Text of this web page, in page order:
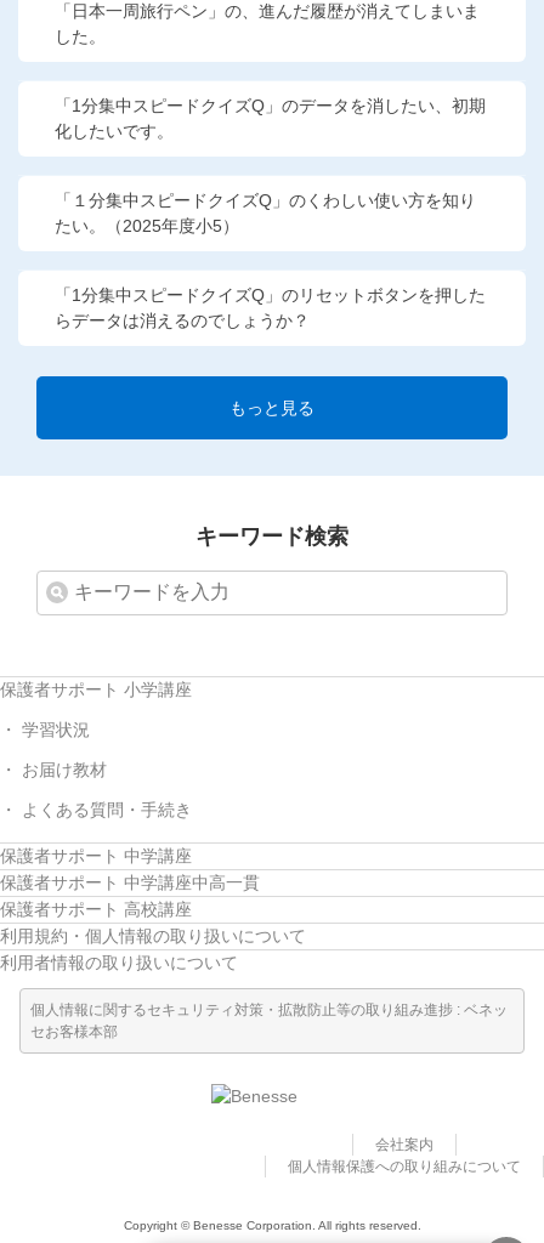
「日本一周旅行ペン」の、進んだ履歴が消えてしまいま
した。
「1分集中スピードクイズQ」のデータを消したい、初期
化したいです。
「１分集中スピードクイズQ」のくわしい使い方を知り
たい。（2025年度小5）
「1分集中スピードクイズQ」のリセットボタンを押した
らデータは消えるのでしょうか？
もっと見る
キーワード検索
保護者サポート 小学講座
学習状況
お届け教材
よくある質問・手続き
保護者サポート 中学講座
保護者サポート 中学講座中高一貫
保護者サポート 高校講座
利用規約・個人情報の取り扱いについて
利用者情報の取り扱いについて
個人情報に関するセキュリティ対策・拡散防止等の取り組み進捗 : ベネッ
セお客様本部
Copyright © Benesse Corporation. All rights reserved.
会社案内
個人情報保護への取り組みについて